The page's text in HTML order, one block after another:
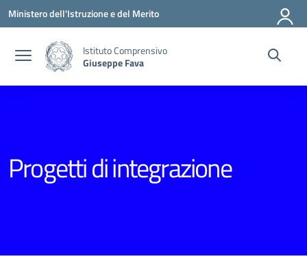
Vai ai contenuti
Vai al menu di navigazione
Vai al footer
Ministero dell'Istruzione e del Merito
Istituto Comprensivo
Giuseppe Fava
Progetti di integrazione